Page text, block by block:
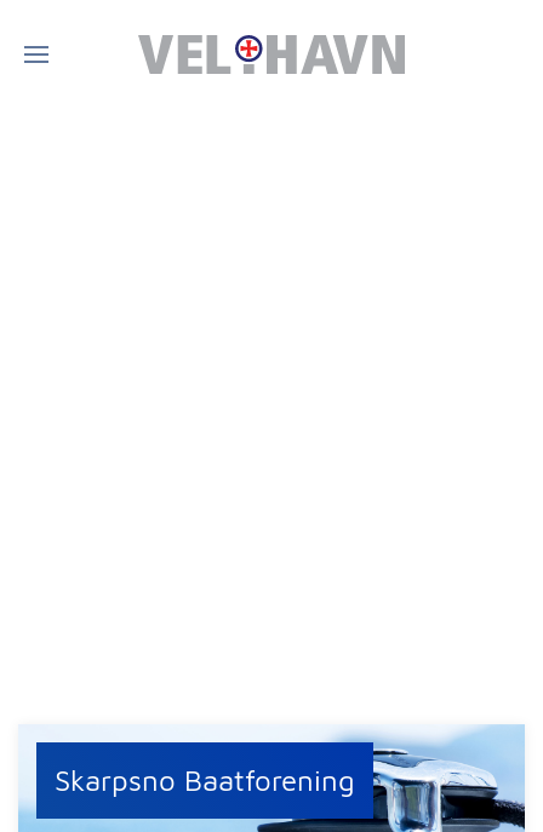
Skarpsno Baatforening